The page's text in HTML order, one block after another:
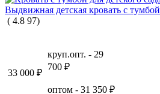
Выдвижная детская кровать с тумбой
( 4.8 97)
33 000 ₽
круп.опт. - 29
700 ₽
оптом - 31 350 ₽